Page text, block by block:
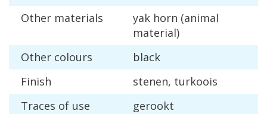
Other materials yak horn (animal
material)
Other colours
black
Finish
stenen, turkoois
Traces of use gerookt